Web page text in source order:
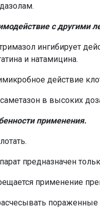
с другими
ингибирует
и натамицина.
действие
в высоких
применения.
предназначен
применение
пораженные